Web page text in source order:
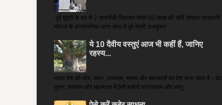
पूर्व मूंत्री के घर से 2 लायसेंसी रिवाल्वर समेत 50 लाख की चोरी भोपाल: राजधानी
भोपाल के बागसेवनिया थाना क्षेत्र में पूर्व मंत्री राजकुमार ...
ये 10 दैवीय वस्तुएं आज भी कहीं हैं, जानिए
रहस्य...
भारत देश को योग, ध्यान, अध्यात्म, रहस्य और चमत्कारों का देश माना जाता है। वेद,
पुराण, रामायण और महाभारत में ऐसी हजारों घटनाक्रम और वस्तु...